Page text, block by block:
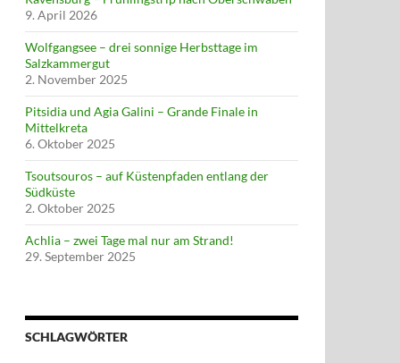
9. April 2026
Wolfgangsee – drei sonnige Herbsttage im
Salzkammergut
2. November 2025
Pitsidia und Agia Galini – Grande Finale in
Mittelkreta
6. Oktober 2025
Tsoutsouros – auf Küstenpfaden entlang der
Südküste
2. Oktober 2025
Achlia – zwei Tage mal nur am Strand!
29. September 2025
SCHLAGWÖRTER